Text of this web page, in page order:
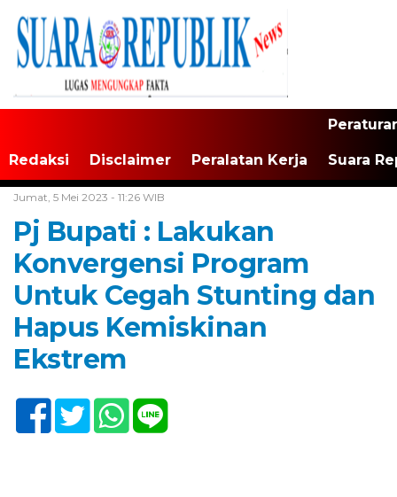
Redaksi Disclaimer Peralatan Kerja Suara
Jumat, 5 Mei 2023 - 11:26 WIB
Pj Bupati : Lakukan
Konvergensi Program
Untuk Cegah Stunting dan
Hapus Kemiskinan
Ekstrem